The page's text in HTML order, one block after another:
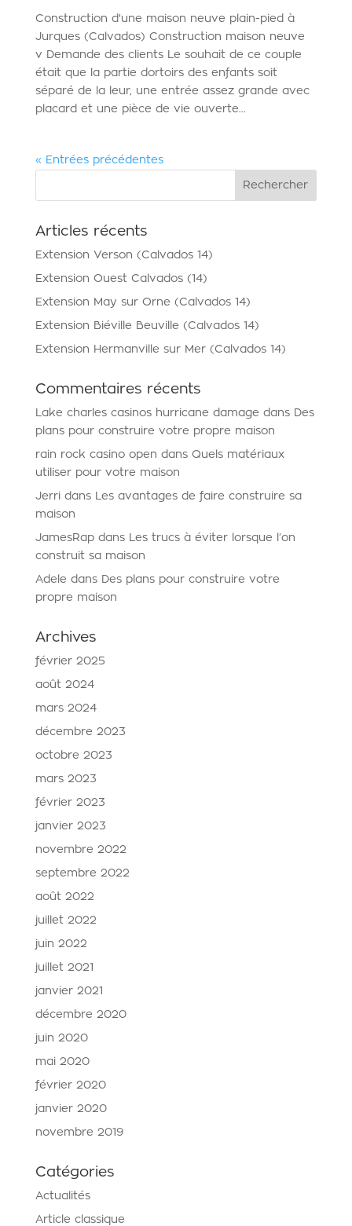
Construction d'une maison neuve plain-pied à
Jurques (Calvados) Construction maison neuve
v Demande des clients Le souhait de ce couple
était que la partie dortoirs des enfants soit
séparé de la leur, une entrée assez grande avec
placard et une pièce de vie ouverte...
« Entrées précédentes
Articles récents
Extension Verson (Calvados 14)
Extension Ouest Calvados (14)
Extension May sur Orne (Calvados 14)
Extension Biéville Beuville (Calvados 14)
Extension Hermanville sur Mer (Calvados 14)
Commentaires récents
Lake charles casinos hurricane damage dans Des
plans pour construire votre propre maison
rain rock casino open dans Quels matériaux
utiliser pour votre maison
Jerridans
Les avantages de faire construire sa
maison
JamesRapdans
Les trucs à éviter lorsque l’on
construit sa maison
Adele dans Des plans pour construire votre
propre maison
Archives
février 2025
août 2024
mars 2024
décembre 2023
octobre 2023
mars 2023
février 2023
janvier 2023
novembre 2022
septembre 2022
août 2022
juillet 2022
juin 2022
juillet 2021
janvier 2021
décembre 2020
juin 2020
mai 2020
février 2020
janvier 2020
novembre 2019
Catégories
Actualités
Article classique